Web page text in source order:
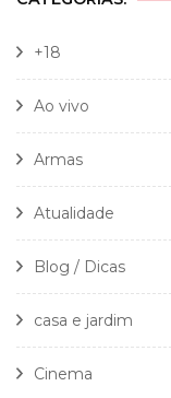
+18
Ao vivo
Armas
Atualidade
Blog / Dicas
casa e jardim
Cinema